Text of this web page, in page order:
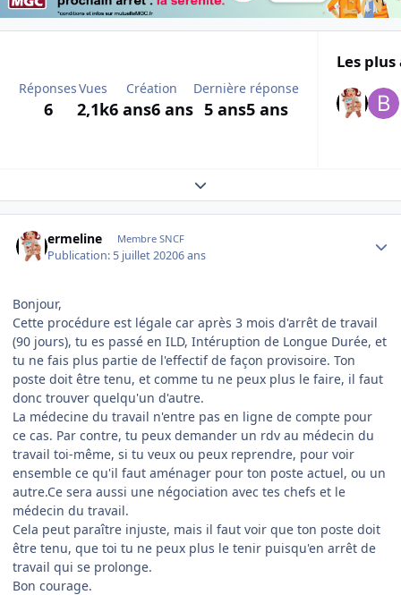
Réponses
6
Vues
2,1k
Création
6 ans6 ans
Dernière réponse
5 ans5 ans
Les
Expand topic overview
ermeline Membre SNCF
Publication: 5 juillet 20206 ans
Bonjour,
Cette procédure est légale car après 3 mois d'arrêt de travail
(90 jours), tu es passé en ILD, Intéruption de Longue Durée, et
tu ne fais plus partie de l'effectif de façon provisoire. Ton
poste doit être tenu, et comme tu ne peux plus le faire, il faut
donc trouver quelqu'un d'autre.
La médecine du travail n'entre pas en ligne de compte pour
ce cas. Par contre, tu peux demander un rdv au médecin du
travail toi-même, si tu veux ou peux reprendre, pour voir
ensemble ce qu'il faut aménager pour ton poste actuel, ou un
autre.Ce sera aussi une négociation avec tes chefs et le
médecin du travail.
Cela peut paraître injuste, mais il faut voir que ton poste doit
être tenu, que toi tu ne peux plus le tenir puisqu'en arrêt de
travail qui se prolonge.
Bon courage.